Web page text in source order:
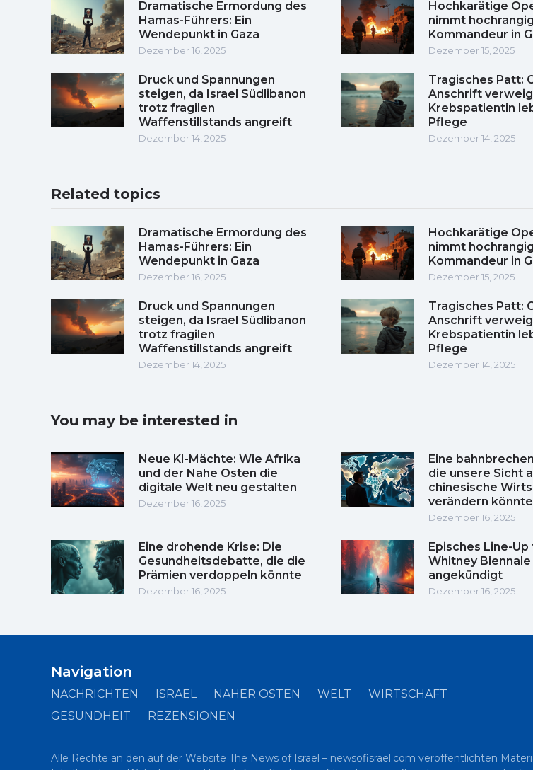
Dramatische Ermordung des
Hamas-Führers: Ein
Wendepunkt in Gaza
Dezember 16, 2025
Hochkarätige
nimmt
Kommandeur in
Dezember 15, 2025
Druck und Spannungen
steigen, da Israel Südlibanon
trotz fragilen
Waffenstillstands angreift
Dezember 14, 2025
Tragisches Patt:
Anschrift
Krebspatientin
Pflege
Dezember 14, 2025
Related topics
Dramatische Ermordung des
Hamas-Führers: Ein
Wendepunkt in Gaza
Dezember 16, 2025
Hochkarätige
nimmt
Kommandeur in
Dezember 15, 2025
Druck und Spannungen
steigen, da Israel Südlibanon
trotz fragilen
Waffenstillstands angreift
Dezember 14, 2025
Tragisches Patt:
Anschrift
Krebspatientin
Pflege
Dezember 14, 2025
You may be interested in
Neue KI-Mächte: Wie Afrika
und der Nahe Osten die
digitale Welt neu gestalten
Dezember 16, 2025
Eine
die unsere Sicht
chinesische
verändern könnte
Dezember 16, 2025
Eine drohende Krise: Die
Gesundheitsdebatte, die die
Prämien verdoppeln könnte
Dezember 16, 2025
Episches Line-Up
Whitney Biennale
angekündigt
Dezember 16, 2025
Navigation
NACHRICHTEN ISRAEL NAHER OSTEN WELT
WIRTSCHAFT
GESUNDHEIT
REZENSIONEN
Alle Rechte an den auf der Website The News of Israel – newsofisrael.com veröffentlichten